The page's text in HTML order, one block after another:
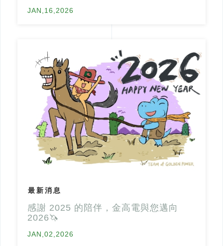
JAN,16,2026
最新消息
感謝 2025 的陪伴，金高電與您邁向
2026🦄
JAN,02,2026